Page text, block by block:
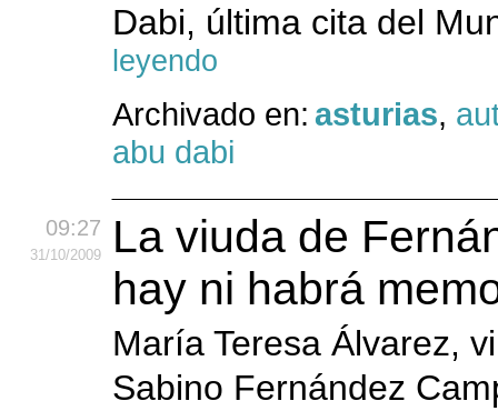
Dabi, última cita del
leyendo
Archivado en: asturias,
abu dabi
09:27
31/10/2009
La viuda de
hay ni habrá
María Teresa Álvarez,
Sabino Fernández